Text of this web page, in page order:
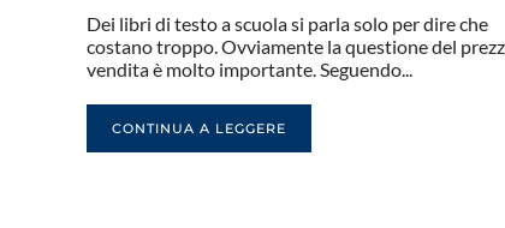
Dei libri di testo a scuola si parla solo per dire che
costano troppo. Ovviamente la questione del
vendita è molto importante. Seguendo...
CONTINUA A LEGGERE